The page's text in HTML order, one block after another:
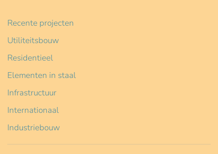
Recente projecten
Utiliteitsbouw
Residentieel
Elementen in staal
Infrastructuur
Internationaal
Industriebouw